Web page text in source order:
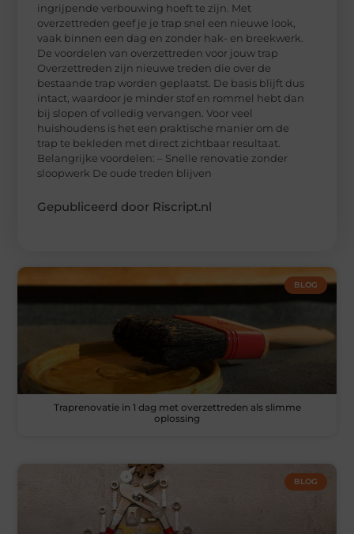
ingrijpende verbouwing hoeft te zijn. Met
overzettreden geef je je trap snel een nieuwe look,
vaak binnen een dag en zonder hak- en breekwerk.
De voordelen van overzettreden voor jouw trap
Overzettreden zijn nieuwe treden die over de
bestaande trap worden geplaatst. De basis blijft dus
intact, waardoor je minder stof en rommel hebt dan
bij slopen of volledig vervangen. Voor veel
huishoudens is het een praktische manier om de
trap te bekleden met direct zichtbaar resultaat.
Belangrijke voordelen: – Snelle renovatie zonder
sloopwerk De oude treden blijven
Gepubliceerd door Riscript.nl
BLOG
Traprenovatie in 1 dag met overzettreden als slimme
oplossing
BLOG